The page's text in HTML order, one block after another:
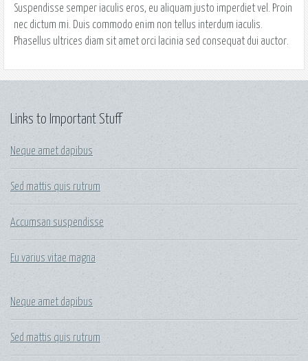
Suspendisse semper iaculis eros, eu aliquam justo imperdiet vel. Proin
nec dictum mi. Duis commodo enim non tellus interdum iaculis.
Phasellus ultrices diam sit amet orci lacinia sed consequat dui auctor.
Links to Important Stuff
Neque amet dapibus
Sed mattis quis rutrum
Accumsan suspendisse
Eu varius vitae magna
Neque amet dapibus
Sed mattis quis rutrum